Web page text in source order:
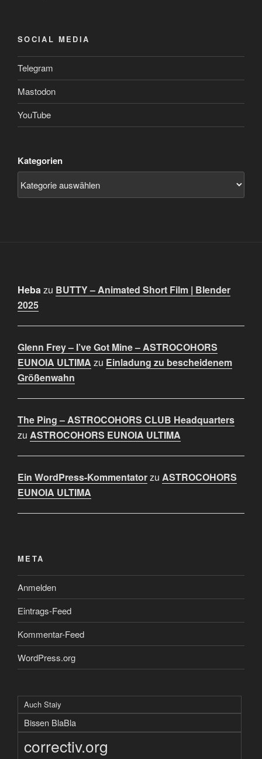
SOCIAL MEDIA
Telegram
Mastodon
YouTube
Kategorien
Hebazu BUTTY – Animated Short Film | Blender
2025
Glenn Frey – I’ve Got Mine – ASTROCOHORS
EUNOIA ULTIMA zu Einladung zu bescheidenem
Größenwahn
The Ping – ASTROCOHORS CLUB Headquarters
zu ASTROCOHORS EUNOIA ULTIMA
Ein WordPress-Kommentatorzu ASTROCOHORS
EUNOIA ULTIMA
META
Anmelden
Eintrags-Feed
Kommentar-Feed
WordPress.org
Auch Staiy
Bissen BlaBla
correctiv.org